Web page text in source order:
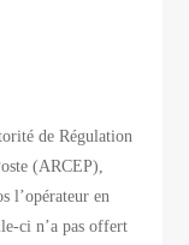
de Régulation
(ARCEP),
l’opérateur en
ci n’a pas offert